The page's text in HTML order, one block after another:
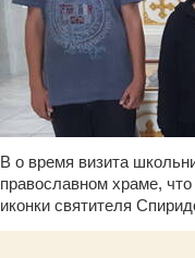
В о время визита
православном храме,
иконки святителя